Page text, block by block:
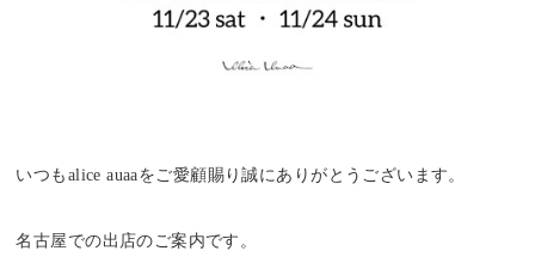
いつもalice auaaをご愛顧賜り誠にありがとうございます。
名古屋での出店のご案内です。